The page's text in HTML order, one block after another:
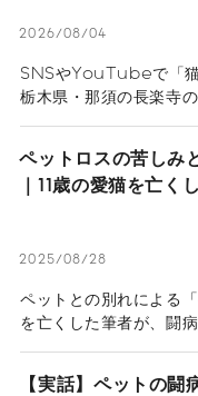
2026/08/04
SNSやYouTubeで「猫
栃木県・那須の長楽寺
の葛藤、治療の選択と
を紐解きます。悲しみ
を向いて生きるための
ペットロスの苦しみ
｜11歳の愛猫を亡く
2025/08/28
ペットとの別れによる
を亡くした筆者が、闘
イントをリアルな心境
【実話】ペットの闘